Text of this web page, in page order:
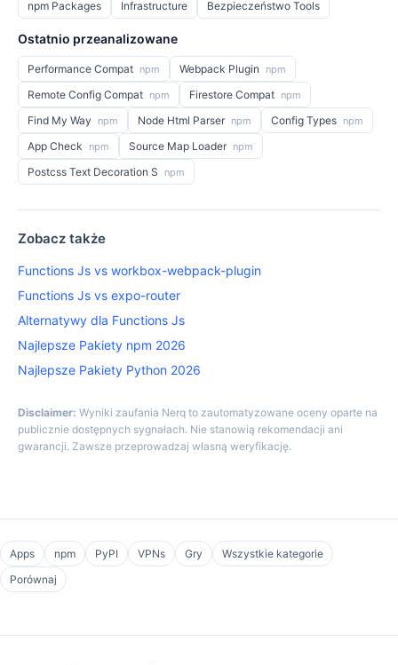
npm Packages Infrastructure Bezpieczeństwo Tools
Ostatnio przeanalizowane
Performance Compat npm Webpack Plugin npm
Remote Config Compat npm Firestore Compat npm
Find My Way npm Node Html Parser npm Config Types npm
App Check npm Source Map Loader npm
Postcss Text Decoration S npm
Zobacz także
Functions Js vs workbox-webpack-plugin
Functions Js vs expo-router
Alternatywy dla Functions Js
Najlepsze Pakiety npm 2026
Najlepsze Pakiety Python 2026
Disclaimer: Wyniki zaufania Nerq to zautomatyzowane oceny oparte na
publicznie dostępnych sygnałach. Nie stanowią rekomendacji ani
gwarancji. Zawsze przeprowadzaj własną weryfikację.
Apps npm PyPI VPNs Gry
Wszystkie kategorie
Porównaj